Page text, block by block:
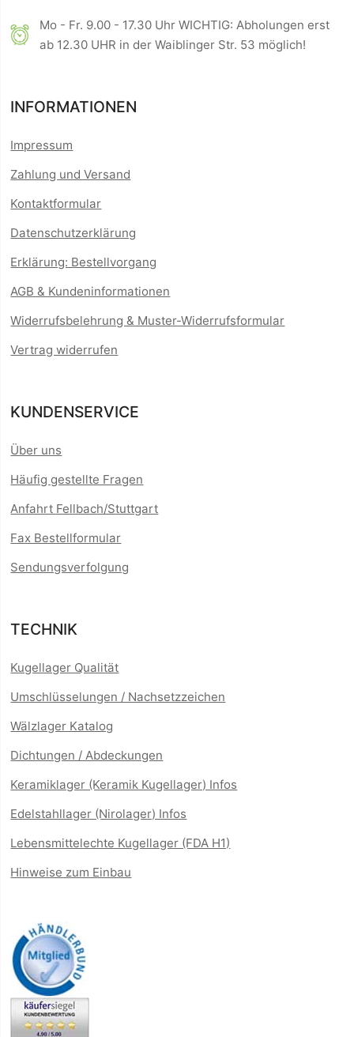
Mo - Fr. 9.00 - 17.30 Uhr WICHTIG: Abholungen erst
ab 12.30 UHR in der Waiblinger Str. 53 möglich!
INFORMATIONEN
Impressum
Zahlung und Versand
Kontaktformular
Datenschutzerklärung
Erklärung: Bestellvorgang
AGB & Kundeninformationen
Widerrufsbelehrung & Muster-Widerrufsformular
Vertrag widerrufen
KUNDENSERVICE
Über uns
Häufig gestellte Fragen
Anfahrt Fellbach/Stuttgart
Fax Bestellformular
Sendungsverfolgung
TECHNIK
Kugellager Qualität
Umschlüsselungen / Nachsetzzeichen
Wälzlager Katalog
Dichtungen / Abdeckungen
Keramiklager (Keramik Kugellager) Infos
Edelstahllager (Nirolager) Infos
Lebensmittelechte Kugellager (FDA H1)
Hinweise zum Einbau